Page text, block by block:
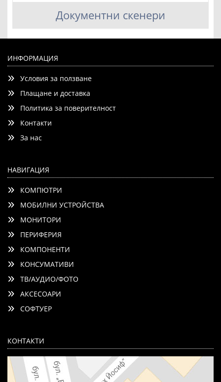
Документни скенери
ИНФОРМАЦИЯ
Условия за ползване
Плащане и доставка
Политика за поверителност
Контакти
За нас
НАВИГАЦИЯ
КОМПЮТРИ
МОБИЛНИ УСТРОЙСТВА
МОНИТОРИ
ПЕРИФЕРИЯ
КОМПОНЕНТИ
КОНСУМАТИВИ
ТВ/АУДИО/ФОТО
АКСЕСОАРИ
СОФТУЕР
КОНТАКТИ